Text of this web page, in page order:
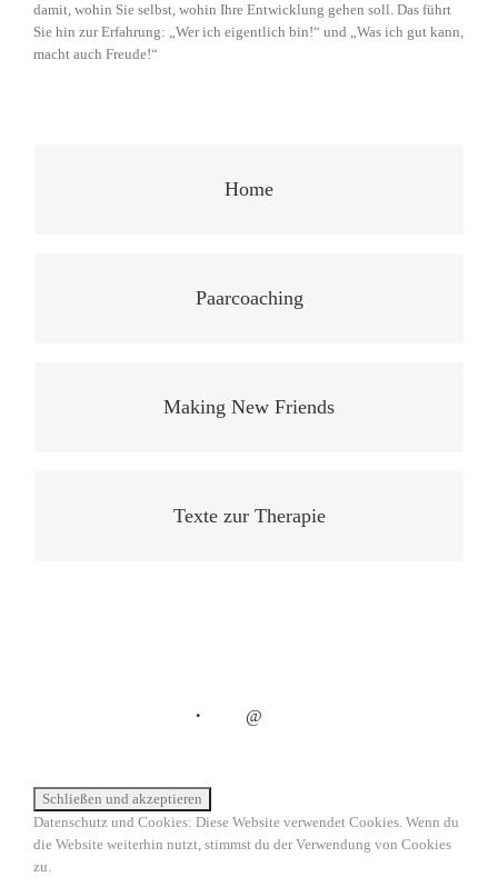
damit, wohin Sie selbst, wohin Ihre Entwicklung gehen soll. Das führt
Sie hin zur Erfahrung: „Wer ich eigentlich bin!“ und „Was ich gut kann,
macht auch Freude!“
Home
Paarcoaching
Making New Friends
Texte zur Therapie
・ @
Datenschutz und Cookies: Diese Website verwendet Cookies. Wenn du
die Website weiterhin nutzt, stimmst du der Verwendung von Cookies
zu.